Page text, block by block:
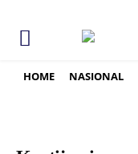
HOME NASIONAL